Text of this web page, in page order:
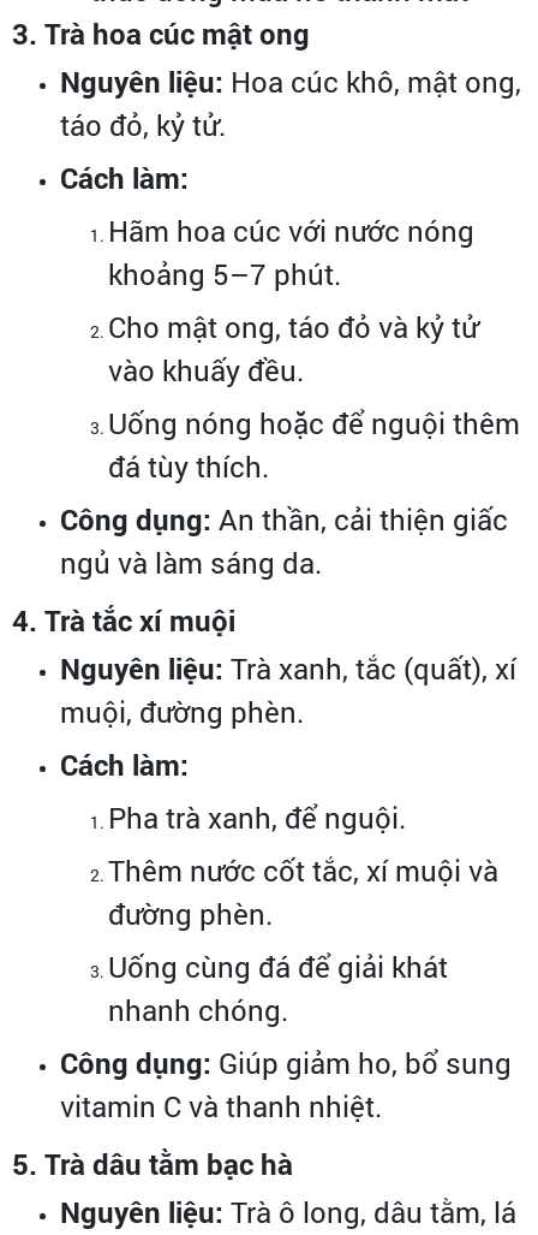
3. Trà hoa cúc mật ong
Nguyên liệu: Hoa cúc khô, mật ong,
táo đỏ, kỷ tử.
Cách làm:
Hãm hoa cúc với nước nóng
khoảng 5–7 phút.
Cho mật ong, táo đỏ và kỷ tử
vào khuấy đều.
Uống nóng hoặc để nguội thêm
đá tùy thích.
Công dụng: An thần, cải thiện giấc
ngủ và làm sáng da.
4. Trà tắc xí muội
Nguyên liệu: Trà xanh, tắc (quất), xí
muội, đường phèn.
Cách làm:
Pha trà xanh, để nguội.
Thêm nước cốt tắc, xí muội và
đường phèn.
Uống cùng đá để giải khát
nhanh chóng.
Công dụng: Giúp giảm ho, bổ sung
vitamin C và thanh nhiệt.
5. Trà dâu tằm bạc hà
Nguyên liệu: Trà ô long, dâu tằm, lá